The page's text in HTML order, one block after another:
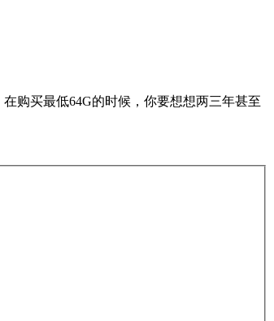
购买最低64G的时候，你要想想两三年甚至